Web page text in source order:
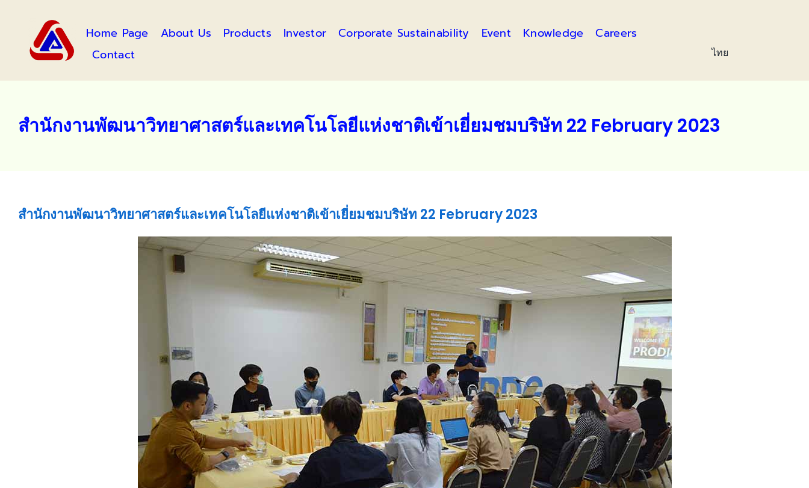
Home Page About Us Products Investor Corporate Sustainability Event Knowledge
Careers
Contact
ไทย
สำนักงานพัฒนาวิทยาศาสตร์และเทคโนโลยีแห่งชาติเข้าเยี่ยมชมบริษัท 22 February 2023
สำนักงานพัฒนาวิทยาศาสตร์และเทคโนโลยีแห่งชาติเข้าเยี่ยมชมบริษัท 22 February 2023